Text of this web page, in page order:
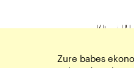
Zure babes